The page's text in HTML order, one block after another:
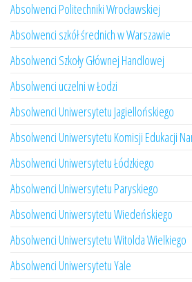
Absolwenci Politechniki Wrocławskiej
Absolwenci szkół średnich w Warszawie
Absolwenci Szkoły Głównej Handlowej
Absolwenci uczelni w Łodzi
Absolwenci Uniwersytetu Jagiellońskiego
Absolwenci Uniwersytetu Komisji Edukacji
Absolwenci Uniwersytetu Łódzkiego
Absolwenci Uniwersytetu Paryskiego
Absolwenci Uniwersytetu Wiedeńskiego
Absolwenci Uniwersytetu Witolda Wielkiego
Absolwenci Uniwersytetu Yale